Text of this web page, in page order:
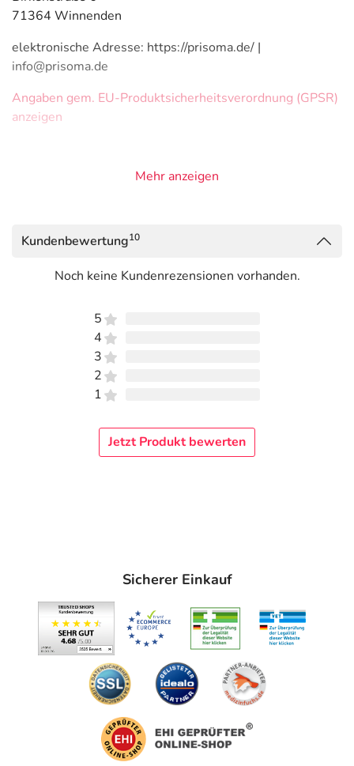
71364 Winnenden
elektronische Adresse: https://prisoma.de/ |
info@prisoma.de
Angaben gem. EU-Produktsicherheitsverordnung (GPSR)
anzeigen
Mehr anzeigen
Kundenbewertung10
Noch keine Kundenrezensionen vorhanden.
5
4
3
2
1
Jetzt Produkt bewerten
Sicherer Einkauf